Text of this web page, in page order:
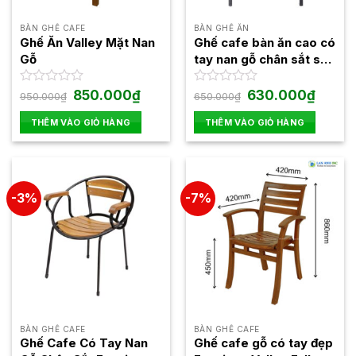
BÀN GHẾ CAFE
Ghế Ăn Valley Mặt Nan
Gỗ
Được
hạng
0
5
950.000₫ Giá
gốc
là:
950.000₫.
850.000₫Giá
hiện
tại
là:
850.000₫.
THÊM VÀO GIỎ HÀNG
BÀN GHẾ ĂN
Ghế cafe bàn ăn cao có
tay nan gỗ chân sắt sơn
tĩnh điện ghế Moon 01
Được
hạng
0
5
650.000₫ Giá
gốc
là:
650.000₫.
630.000₫Giá
hiện
tại
là:
THÊM VÀO GIỎ HÀNG
-3%
BÀN GHẾ CAFE
Ghế Cafe Có Tay Nan
-7%
BÀN GHẾ CAFE
Ghế cafe gỗ có tay đẹp